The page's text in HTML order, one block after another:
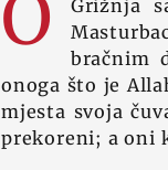
O
Grižnja
bračnim
onoga što je
mjesta svoja
prekoreni; a oni